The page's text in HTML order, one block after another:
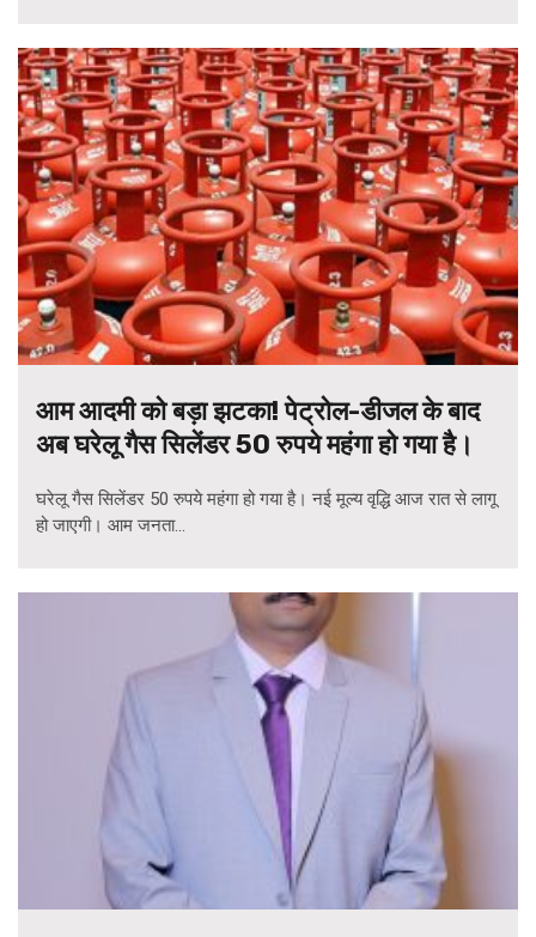
आम आदमी को बड़ा झटका! पेट्रोल-डीजल के बाद
अब घरेलू गैस सिलेंडर 50 रुपये महंगा हो गया है।
घरेलू गैस सिलेंडर 50 रुपये महंगा हो गया है। नई मूल्य वृद्धि आज रात से लागू
हो जाएगी। आम जनता...